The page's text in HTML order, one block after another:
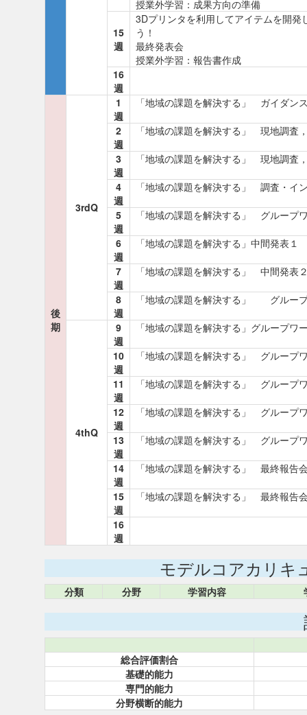
授業外学習：成果方向の準備
15
週
3Dプリンタを利用してアイテムを開
う！
最終発表会
授業外学習：報告書作成
16
週
後
期
3rdQ
1
週
「地域の課題を解決する」 ガイダン
2
週
「地域の課題を解決する」 現地調査
3
週
「地域の課題を解決する」 現地調査
4
週
「地域の課題を解決する」 調査・イ
5
週
「地域の課題を解決する」 グループ
6
週
「地域の課題を解決する」中間発表１
7
週
「地域の課題を解決する」 中間発表
8
週
「地域の課題を解決する」 グルー
4thQ
9
週
「地域の課題を解決する」グループ
10
週
「地域の課題を解決する」 グルー
11
週
「地域の課題を解決する」 グルー
12
週
「地域の課題を解決する」 グルー
13
週
「地域の課題を解決する」 グルー
14
週
「地域の課題を解決する」 最終報告
15
週
「地域の課題を解決する」 最終報告
16
週
モデルコアカリキ
分類 分野 学習内容
総合評価割合
基礎的能力
専門的能力
分野横断的能力